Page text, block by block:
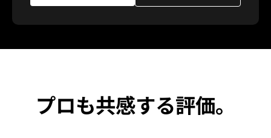
プロも共感する評価。